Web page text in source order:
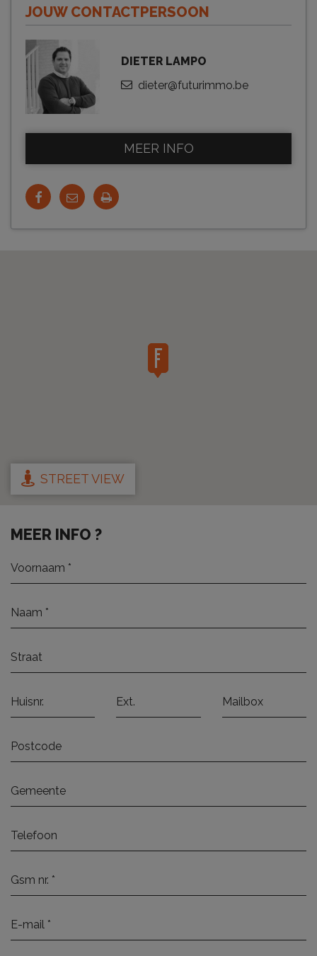
JOUW CONTACTPERSOON
DIETER LAMPO
dieter@futurimmo.be
MEER INFO
STREET VIEW
MEER INFO ?